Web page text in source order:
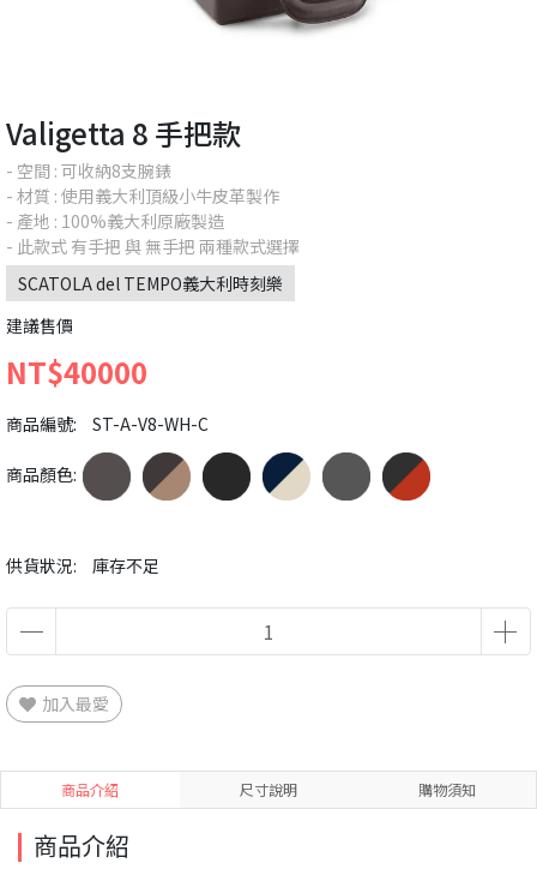
Valigetta 8 手把款
- 空間 : 可收納8支腕錶
- 材質 : 使用義大利頂級小牛皮革製作
- 產地 : 100%義大利原廠製造
- 此款式 有手把 與 無手把 兩種款式選擇
SCATOLA del TEMPO義大利時刻樂
建議售價
NT$40000
商品編號: ST-A-V8-WH-C
供貨狀況: 庫存不足
商品顏色:
加入最愛
商品介紹 尺寸說明 購物須知
商品介紹